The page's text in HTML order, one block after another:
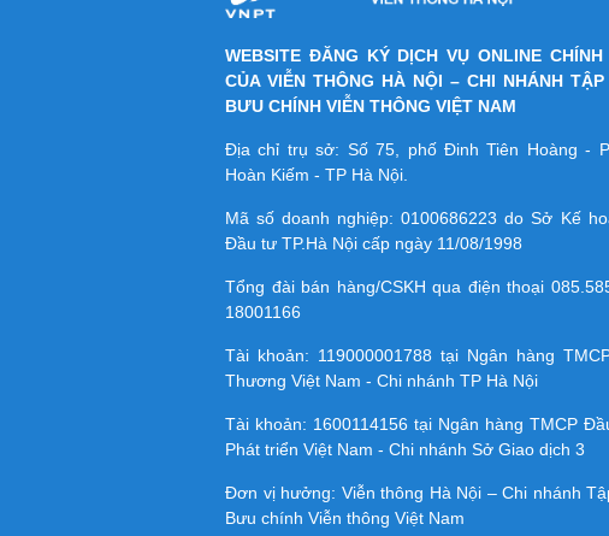
WEBSITE ĐĂNG KÝ DỊCH VỤ ONLINE CHÍNH
CỦA VIỄN THÔNG HÀ NỘI – CHI NHÁNH
BƯU CHÍNH VIỄN THÔNG VIỆT NAM
Địa chỉ trụ sở: Số 75, phố Đinh Tiên Hoàng -
Hoàn Kiếm - TP Hà Nội.
Mã số doanh nghiệp:0100686223 do Sở Kế
Đầu tư TP.Hà Nội cấp ngày 11/08/1998
Tổng đài bán hàng/CSKH qua điện thoại
18001166
Tài khoản: 119000001788 tại Ngân hàng
Thương Việt Nam - Chi nhánh TP Hà Nội
Tài khoản: 1600114156 tại Ngân hàng TMCP
Phát triển Việt Nam - Chi nhánh Sở Giao dịch 3
Đơn vị hưởng: Viễn thông Hà Nội – Chi nhánh
Bưu chính Viễn thông Việt Nam